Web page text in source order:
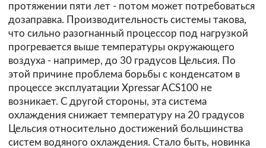
протяжении пяти лет - потом может потребоваться
дозаправка. Производительность системы такова,
что сильно разогнанный процессор под нагрузкой
прогревается выше температуры окружающего
воздуха - например, до 30 градусов Цельсия. По
этой причине проблема борьбы с конденсатом в
процессе эксплуатации Xpressar ACS100 не
возникает. С другой стороны, эта система
охлаждения снижает температуру на 20 градусов
Цельсия относительно достижений большинства
систем водяного охлаждения. Стало быть, новинка